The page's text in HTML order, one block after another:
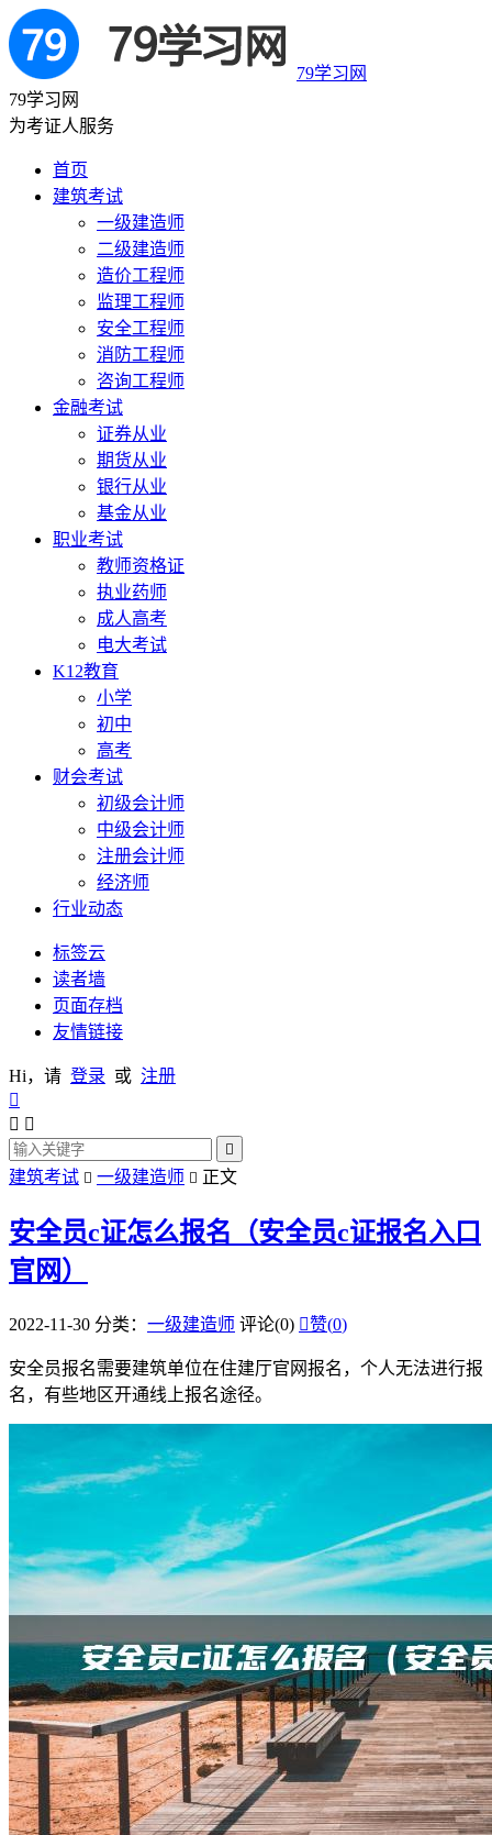
79学习网
79学习网
为考证人服务
首页
建筑考试
一级建造师
二级建造师
造价工程师
监理工程师
安全工程师
消防工程师
咨询工程师
金融考试
证券从业
期货从业
银行从业
基金从业
职业考试
教师资格证
执业药师
成人高考
电大考试
K12教育
小学
初中
高考
财会考试
初级会计师
中级会计师
注册会计师
经济师
行业动态
标签云
读者墙
页面存档
友情链接
Hi，请 登录 或 注册

 

建筑考试  一级建造师  正文
安全员c证怎么报名（安全员c证报名入口
官网）
2022-11-30 分类： 一级建造师 评论(0) 赞(0)
安全员报名需要建筑单位在住建厅官网报名，个人无法进行报
名，有些地区开通线上报名途径。